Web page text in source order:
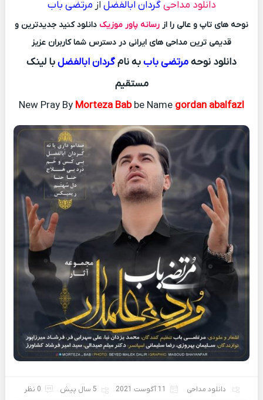
دانلود مداحی گردان ابالفضل از مرتضی باب
نوحه های تاپ و عالی را از رسانه پاور موزیک دانلود کنید جدیدترین و
قدیمی ترین مداحی های ایرانی در دسترس شما کاربران عزیز
دانلود نوحهمرتضی باببه نامگردان ابالفضلبا لینک
مستقیم
New Pray By Morteza Babbe Name gordan abalfazl
دانلود مداحی 11 آگوست 2021 5 سال پیش 0 نظر